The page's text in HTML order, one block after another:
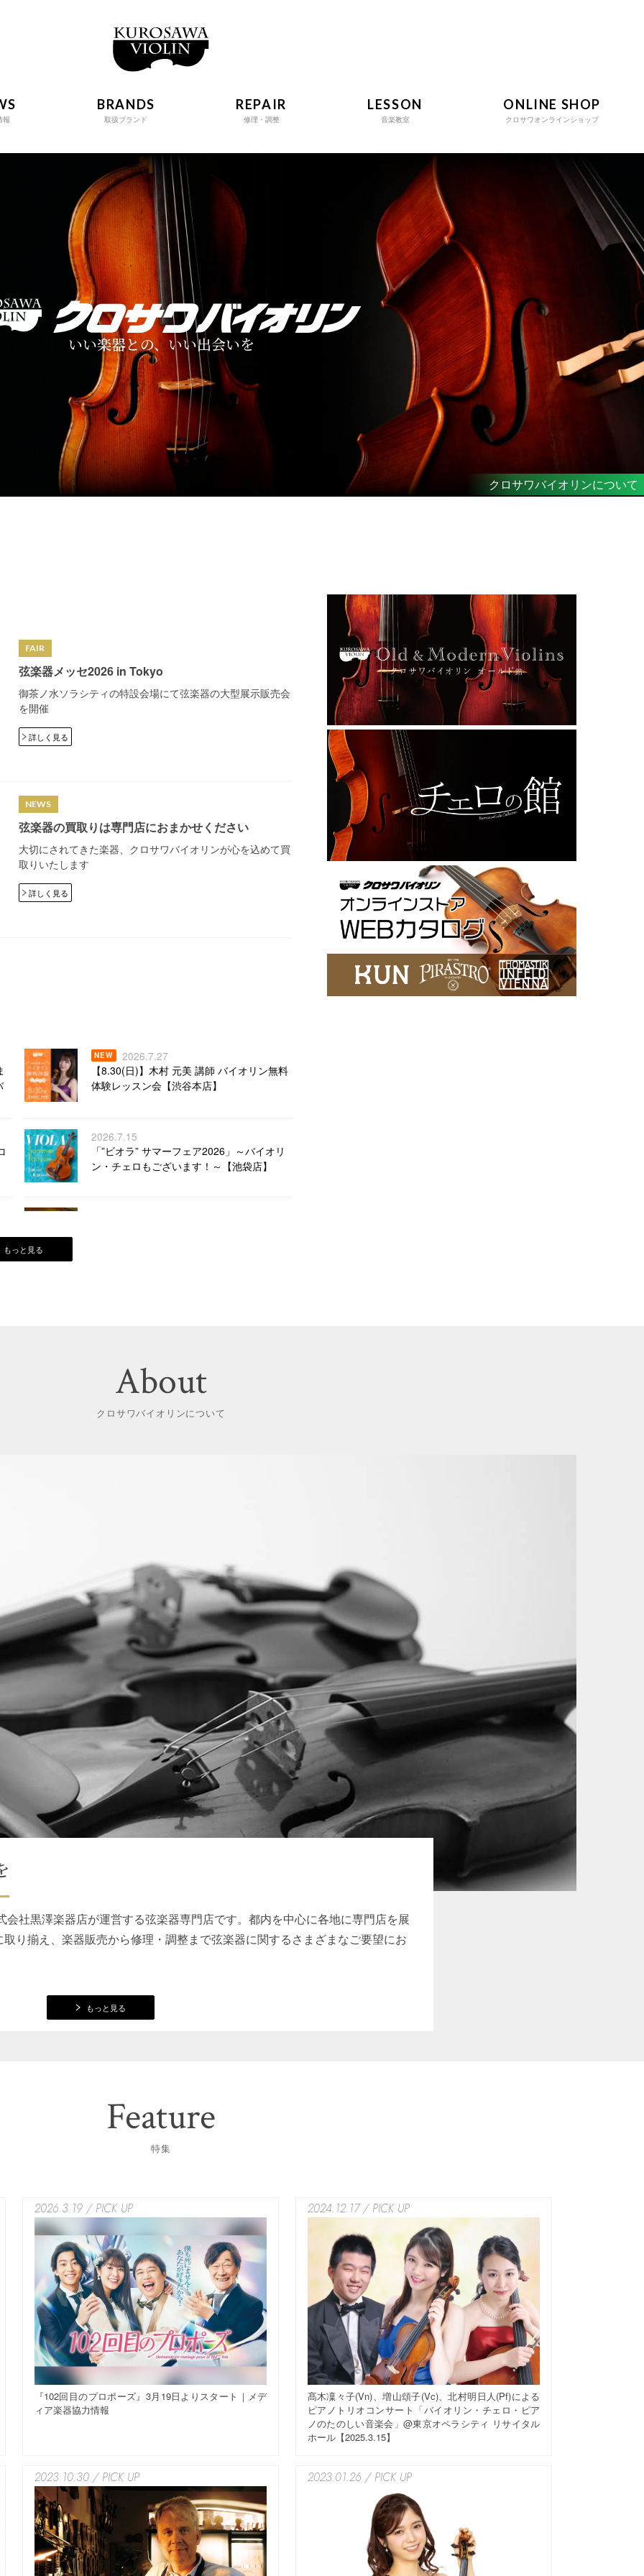
報
BRANDS
取扱ブランド
REPAIR
修理・調整
LESSON
音楽教室
ONLINE SHOP
クロサワオンラインショップ
いい楽器との、いい出会いを
音楽教室生徒募集中
いい楽器との、いい出会いを
クロサワバイオリンについて
修理・調整に関する情報はこちら
音楽教室生徒募集中
FAIR
弦楽器メッセ2026 in Tokyo
御茶ノ水ソラシティの特設会場にて弦楽器の大型展示販売会
を開催
詳しく見る
NEWS
弦楽器の買取りは専門店におまかせください
大切にされてきた楽器、クロサワバイオリンが心を込めて買
取りいたします
詳しく見る
NEW
2026.7.27
【8.30(日)】木村 元美 講師 バイオリン無料
体験レッスン会【渋谷本店】
2026.7.15
「”ビオラ” サマーフェア2026」～バイオリ
ン・チェロもございます！～【池袋店】
もっと見る
About
クロサワバイオリンについて
社黒澤楽器店が運営する弦楽器専門店です。都内を中心に各地に専門店を展
り揃え、楽器販売から修理・調整まで弦楽器に関するさまざまなご要望にお
もっと見る
Feature
特集
2026.3.19 / PICK UP
『102回目のプロポーズ』3月19日よりスタート｜メデ
ィア楽器協力情報
2024.12.17 / PICK UP
髙木凜々子(Vn)、増山頌子(Vc)、北村明日人(Pf)による
ピアノトリオコンサート「バイオリン・チェロ・ピア
ノのたのしい音楽会」@東京オペラシティ リサイタル
ホール【2025.3.15】
2023.10.30 / PICK UP 2023.01.26 / PICK UP